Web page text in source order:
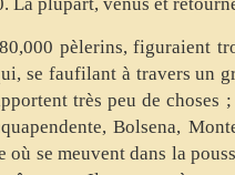
pèlerins, figuraient
se faufilant à travers un
très peu de
Bolsena,
se meuvent dans la